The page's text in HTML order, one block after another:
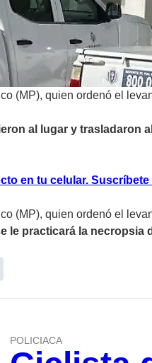
(MP), quien ordenó el
al lugar y trasladaron
en tu celular. Suscríbete
(MP), quien ordenó el
le practicará la necropsia
POLICIACA